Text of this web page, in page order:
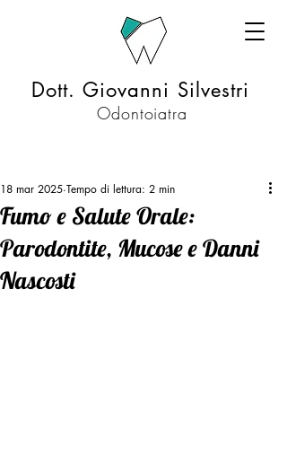
Dott. Giovanni Silvestri
Odontoiatra
Fumo e Salute Orale:
Parodontite, Mucose e Danni
Nascosti
18 mar 2025 Tempo di lettura: 2 min